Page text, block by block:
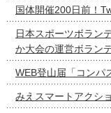
国体開催200日前！
日本スポーツボラン
か大会の運営ボラン
WEB登山届「コンパ
みえスマートアクシ